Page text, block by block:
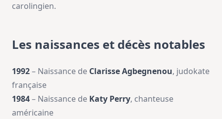
carolingien.
Les naissances et décès notables
1992– Naissance de Clarisse Agbegnenou, judokate
française
1984– Naissance de Katy Perry, chanteuse
américaine